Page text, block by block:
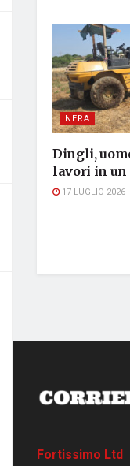
NERA
Dingli,
lavori in un
17 LUGLIO 2026
Fortissimo Ltd